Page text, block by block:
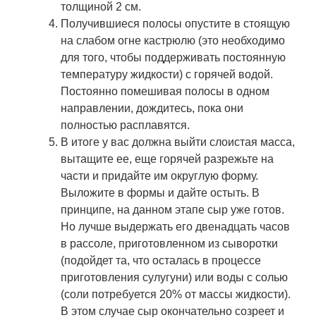
толщиной 2 см.
Получившиеся полосы опустите в стоящую
на слабом огне кастрюлю (это необходимо
для того, чтобы поддерживать постоянную
температуру жидкости) с горячей водой.
Постоянно помешивая полосы в одном
направлении, дождитесь, пока они
полностью расплавятся.
В итоге у вас должна выйти слоистая масса,
вытащите ее, еще горячей разрежьте на
части и придайте им округлую форму.
Выложите в формы и дайте остыть. В
принципе, на данном этапе сыр уже готов.
Но лучше выдержать его двенадцать часов
в рассоле, приготовленном из сыворотки
(подойдет та, что осталась в процессе
приготовления сулугуни) или воды с солью
(соли потребуется 20% от массы жидкости).
В этом случае сыр окончательно созреет и